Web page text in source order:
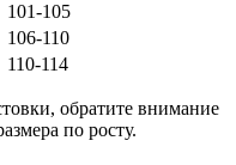
101-105
106-110
110-114
обратите внимание
по росту.